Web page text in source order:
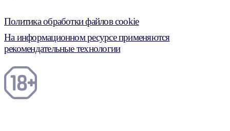
Политика обработки файлов cookie
На информационном ресурсе применяются
рекомендательные технологии